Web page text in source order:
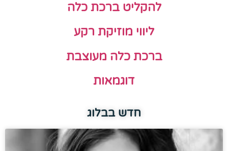
להקליט ברכת כלה
ליווי מוזיקת רקע
ברכת כלה מעוצבת
דוגמאות
חדש בבלוג